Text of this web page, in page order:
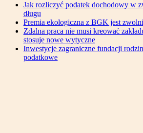
Jak rozliczyć podatek dochodowy w
długu
Premia ekologiczna z BGK jest
Zdalna praca nie musi kreować
stosuje nowe wytyczne
Inwestycje zagraniczne fundacji
podatkowe